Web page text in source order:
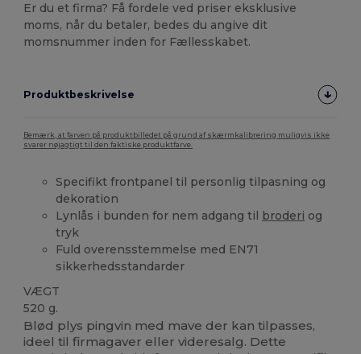
Er du et firma? Få fordele ved priser eksklusive
moms, når du betaler, bedes du angive dit
momsnummer inden for Fællesskabet.
Produktbeskrivelse
Bemærk, at farven på produktbilledet på grund af skærmkalibrering muligvis ikke
svarer nøjagtigt til den faktiske produktfarve.
Specifikt frontpanel til personlig tilpasning og
dekoration
Lynlås i bunden for nem adgang til broderi og
tryk
Fuld overensstemmelse med EN71
sikkerhedsstandarder
VÆGT
520 g.
Blød plys pingvin med mave der kan tilpasses,
ideel til firmagaver eller videresalg. Dette